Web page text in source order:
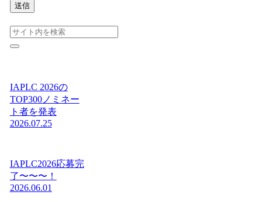
送信
IAPLC 2026の
TOP300ノミネー
ト者を発表
2026.07.25
IAPLC2026応募完
了〜〜〜！
2026.06.01